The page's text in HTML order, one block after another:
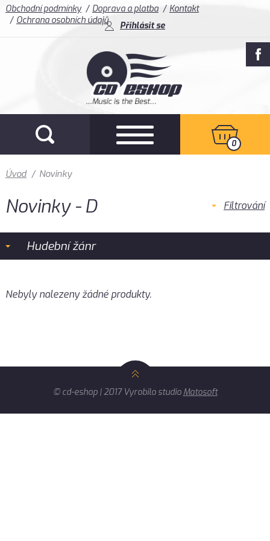
Obchodní podmínky Doprava a platba
Kontakt
Ochrana osobních údajů
Přihlásit se
0
Úvod / Novinky
Novinky - D Filtrování
Hudební žánr
Nebyly nalezeny žádné produkty.
© cd-eshop | 2017 Vyrobilo studio Matosoft